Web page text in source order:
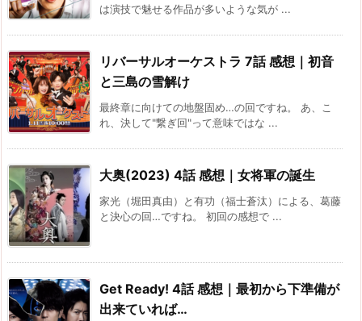
は演技で魅せる作品が多いような気が ...
リバーサルオーケストラ 7話 感想｜初音
と三島の雪解け
最終章に向けての地盤固め…の回ですね。 あ、こ
れ、決して"繋ぎ回"って意味ではな ...
大奥(2023) 4話 感想｜女将軍の誕生
家光（堀田真由）と有功（福士蒼汰）による、葛藤
と決心の回…ですね。 初回の感想で ...
Get Ready! 4話 感想｜最初から下準備が
出来ていれば…